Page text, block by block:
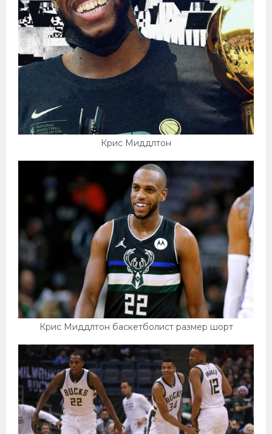
Крис Миддлтон
Крис Миддлтон баскетболист размер шорт